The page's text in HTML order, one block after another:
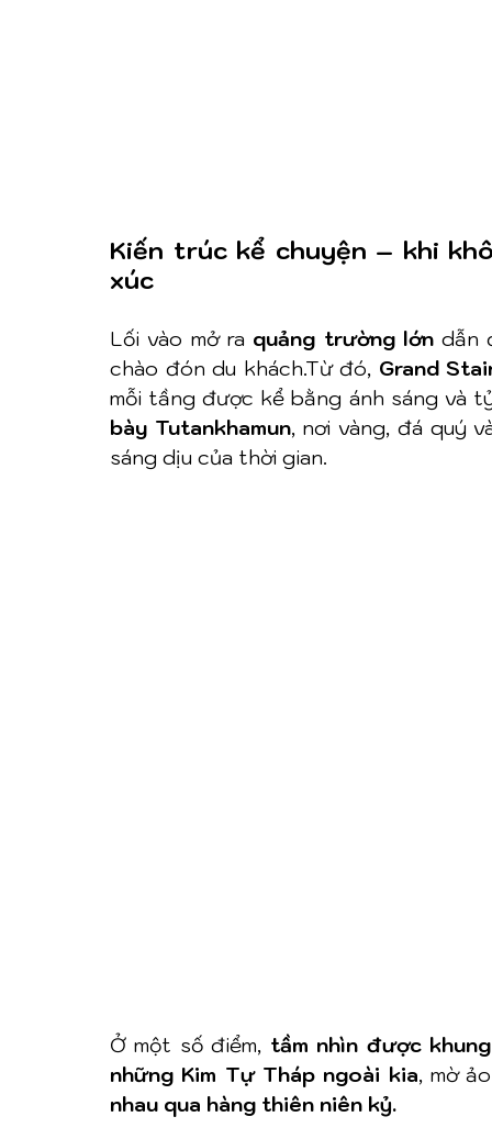
Kiến trúc kể chuyện – khi
xúc
Lối vào mở ra quảng trường lớn dẫn
chào đón du khách.Từ đó, Grand
mỗi tầng được kể bằng ánh sáng và
bày Tutankhamun, nơi vàng, đá quý
sáng dịu của thời gian.
Ở một số điểm, tầm nhìn được
những Kim Tự Tháp ngoài kia, mờ
nhau qua hàng thiên niên kỷ.